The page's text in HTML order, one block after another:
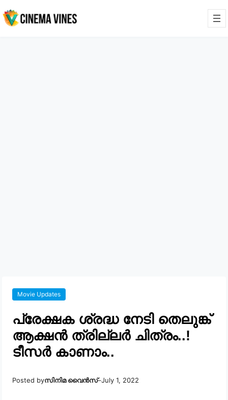
Movie Updates
പ്രേക്ഷക ശ്രദ്ധ നേടി തെലുങ്ക്
ആക്ഷൻ ത്രില്ലർ ചിത്രം..!
ടീസർ കാണാം..
Posted byസിനിമ വൈൻസ്–July 1, 2022